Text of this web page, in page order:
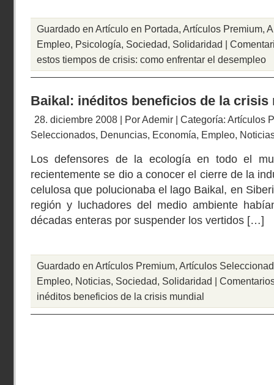
Guardado en Artículo en Portada, Artículos Premium,
Empleo, Psicología, Sociedad, Solidaridad |
estos tiempos de crisis: como enfrentar el desempleo
Baikal: inéditos beneficios de la crisis
28. diciembre 2008 | PorAdemir | Categoría: Artículos
Seleccionados, Denuncias, Economía, Empleo,
Los defensores de la ecología en todo el
recientemente se dio a conocer el cierre de la
celulosa que polucionaba el lago Baikal, en
región y luchadores del medio ambiente
décadas enteras por suspender los vertidos […]
Guardado en Artículos Premium, Artículos
Empleo, Noticias, Sociedad, Solidaridad |
inéditos beneficios de la crisis mundial